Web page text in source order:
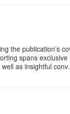
the publication’s
spans
well as insightful